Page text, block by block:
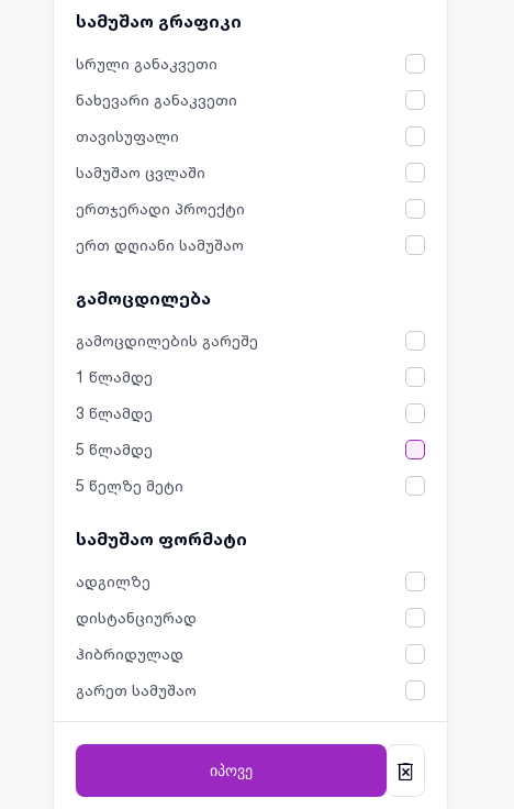
სამუშაო გრაფიკი
სრული განაკვეთი
ნახევარი განაკვეთი
თავისუფალი
სამუშაო ცვლაში
ერთჯერადი პროექტი
ერთ დღიანი სამუშაო
გამოცდილება
გამოცდილების გარეშე
1 წლამდე
3 წლამდე
5 წლამდე
5 წელზე მეტი
სამუშაო ფორმატი
ადგილზე
დისტანციურად
ჰიბრიდულად
გარეთ სამუშაო
იპოვე